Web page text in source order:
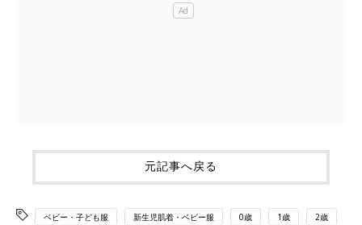
元記事へ戻る
ベビー・子ども服 新生児肌着・ベビー服 0歳 1歳 2歳